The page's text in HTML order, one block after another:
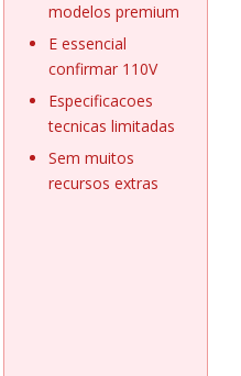
modelos premium
E essencial
confirmar 110V
Especificacoes
tecnicas limitadas
Sem muitos
recursos extras